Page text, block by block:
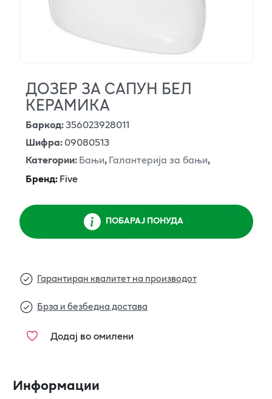
ДОЗЕР ЗА САПУН БЕЛ
КЕРАМИКА
Баркод:356023928011
Шифра:09080513
Категории:Бањи,Галантерија за бањи,
Бренд:Five
ПОБАРАЈ ПОНУДА
Гарантиран квалитет на производот
Брза и безбедна достава
Додај во омилени
Информации